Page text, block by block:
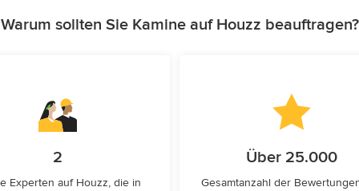
Warum sollten Sie Kamine auf Houzz beauftragen?
2
Experten auf Houzz, die in
Über 25.000
Gesamtanzahl der